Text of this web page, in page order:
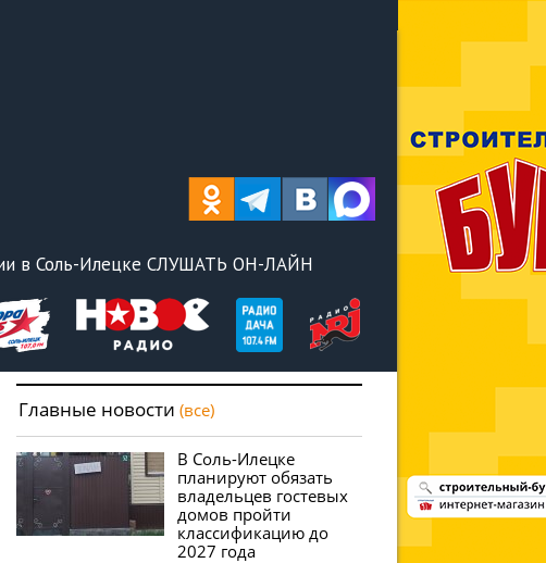
в Соль-Илецке СЛУШАТЬ ОН-ЛАЙН
Главные новости (все)
В Соль-Илецке
планируют обязать
владельцев гостевых
домов пройти
классификацию до
2027 года